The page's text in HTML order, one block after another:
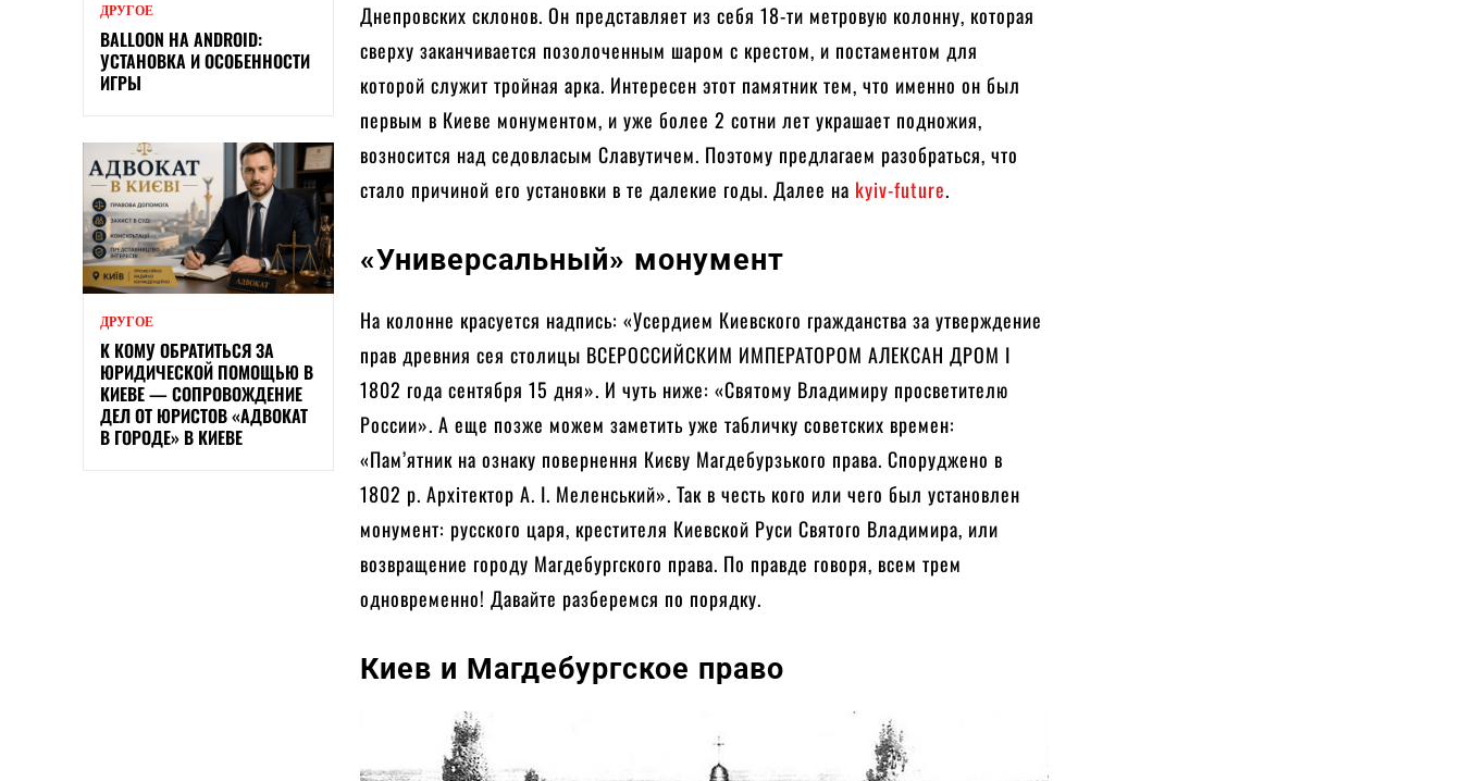
ДРУГОЕ
BALLOON НА ANDROID:
УСТАНОВКА И ОСОБЕННОСТИ
ИГРЫ
ДРУГОЕ
К КОМУ ОБРАТИТЬСЯ ЗА
ЮРИДИЧЕСКОЙ ПОМОЩЬЮ В
КИЕВЕ — СОПРОВОЖДЕНИЕ
ДЕЛ ОТ ЮРИСТОВ «АДВОКАТ
В ГОРОДЕ» В КИЕВЕ
Днепровских склонов. Он представляет из себя 18-ти метровую колонну, которая
сверху заканчивается позолоченным шаром с крестом, и постаментом для
которой служит тройная арка. Интересен этот памятник тем, что именно он был
первым в Киеве монументом, и уже более 2 сотни лет украшает подножия,
возносится над седовласым Славутичем. Поэтому предлагаем разобраться, что
стало причиной его установки в те далекие годы. Далее на kyiv-future.
«Универсальный» монумент
На колонне красуется надпись: «Усердием Киевского гражданства за утверждение
прав древния сея столицы ВСЕРОССИЙСКИМ ИМПЕРАТОРОМ АЛЕКСАН ДРОМ I
1802 года сентября 15 дня». И чуть ниже: «Святому Владимиру просветителю
России». А еще позже можем заметить уже табличку советских времен:
«Пам’ятник на ознаку повернення Києву Магдебурзького права. Споруджено в
1802 р. Архітектор А. I. Меленський». Так в честь кого или чего был установлен
монумент: русского царя, крестителя Киевской Руси Святого Владимира, или
возвращение городу Магдебургского права. По правде говоря, всем трем
одновременно! Давайте разберемся по порядку.
Киев и Магдебургское право